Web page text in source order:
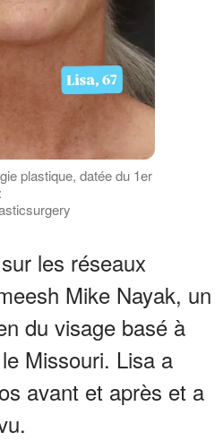
plastique, datée du 1er
les réseaux
Mike Nayak, un
du visage basé à
Missouri. Lisa a
avant et après et a